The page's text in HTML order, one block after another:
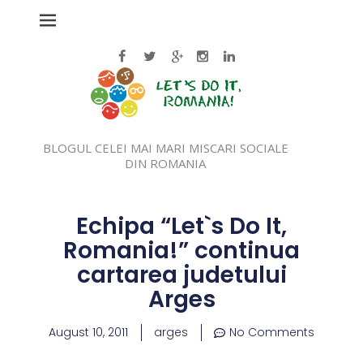
BLOGUL CELEI MAI MARI MISCARI SOCIALE
DIN ROMANIA
Echipa “Let`s Do It,
Romania!” continua
cartarea judetului
Arges
August 10, 2011 arges No Comments